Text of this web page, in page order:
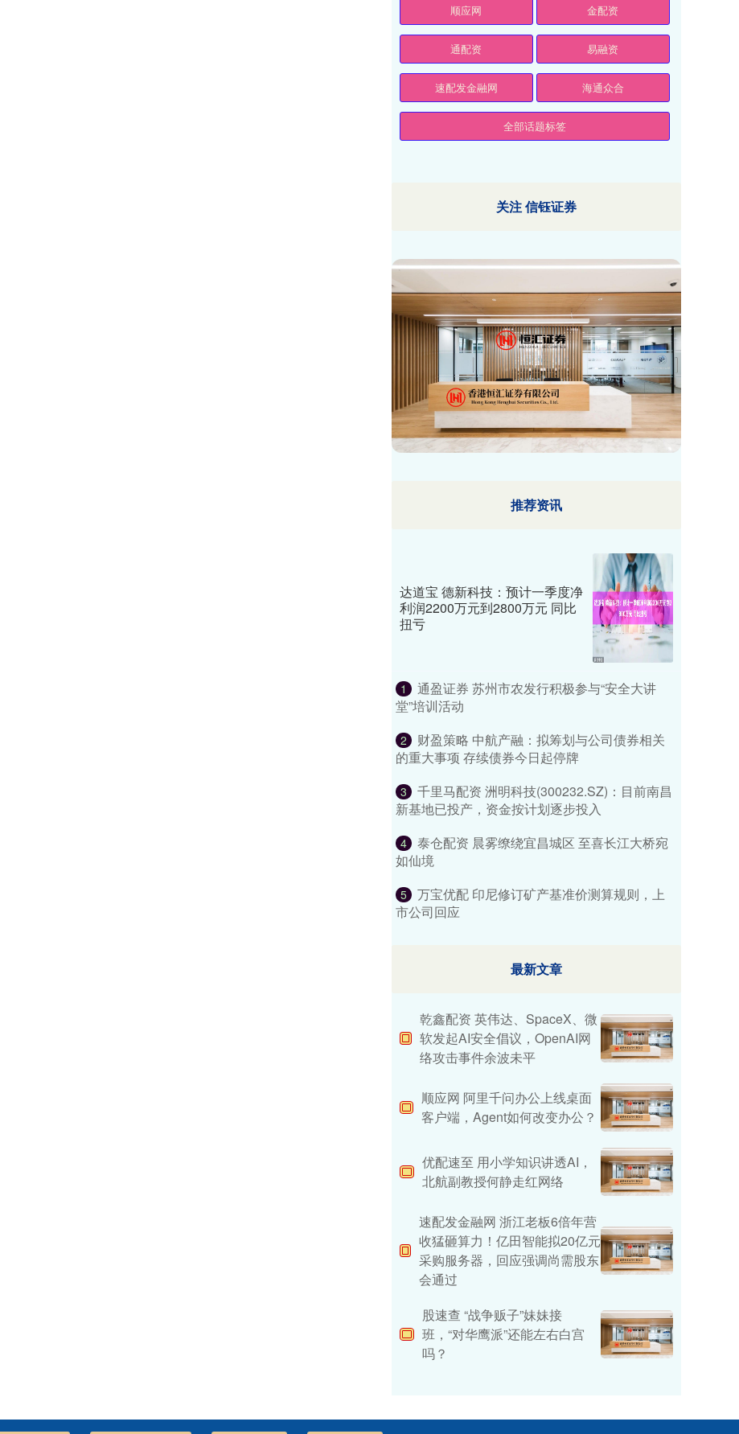
顺应网 金配资
通配资 易融资
速配发金融网 海通众合
全部话题标签
关注 信钰证券
推荐资讯
达道宝 德新科技：预计一季度净
利润2200万元到2800万元 同比
扭亏
1
通盈证券 苏州市农发行积极参与“安全大讲
堂”培训活动
2
财盈策略 中航产融：拟筹划与公司债券相关
的重大事项 存续债券今日起停牌
3
千里马配资 洲明科技(300232.SZ)：目前南昌
新基地已投产，资金按计划逐步投入
4
泰仓配资 晨雾缭绕宜昌城区 至喜长江大桥宛
如仙境
5
万宝优配 印尼修订矿产基准价测算规则，上
市公司回应
最新文章
乾鑫配资 英伟达、SpaceX、微
软发起AI安全倡议，OpenAI网
络攻击事件余波未平
顺应网 阿里千问办公上线桌面
客户端，Agent如何改变办公？
优配速至 用小学知识讲透AI，
北航副教授何静走红网络
速配发金融网 浙江老板6倍年营
收猛砸算力！亿田智能拟20亿元
采购服务器，回应强调尚需股东
会通过
股速查 “战争贩子”妹妹接
班，“对华鹰派”还能左右白宫
吗？